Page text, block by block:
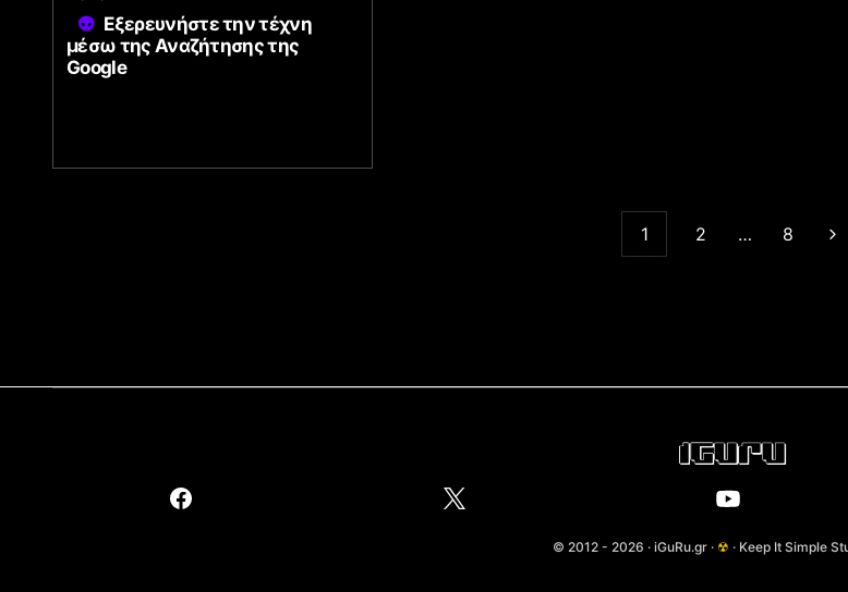
Εξερευνήστε την τέχνη
μέσω της Αναζήτησης της
Google
1 2 … 8
© 2012 - 2026 · iGuRu.gr · ☢ · Keep It Simple